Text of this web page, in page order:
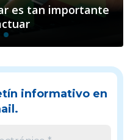
Empresas y
informativo en